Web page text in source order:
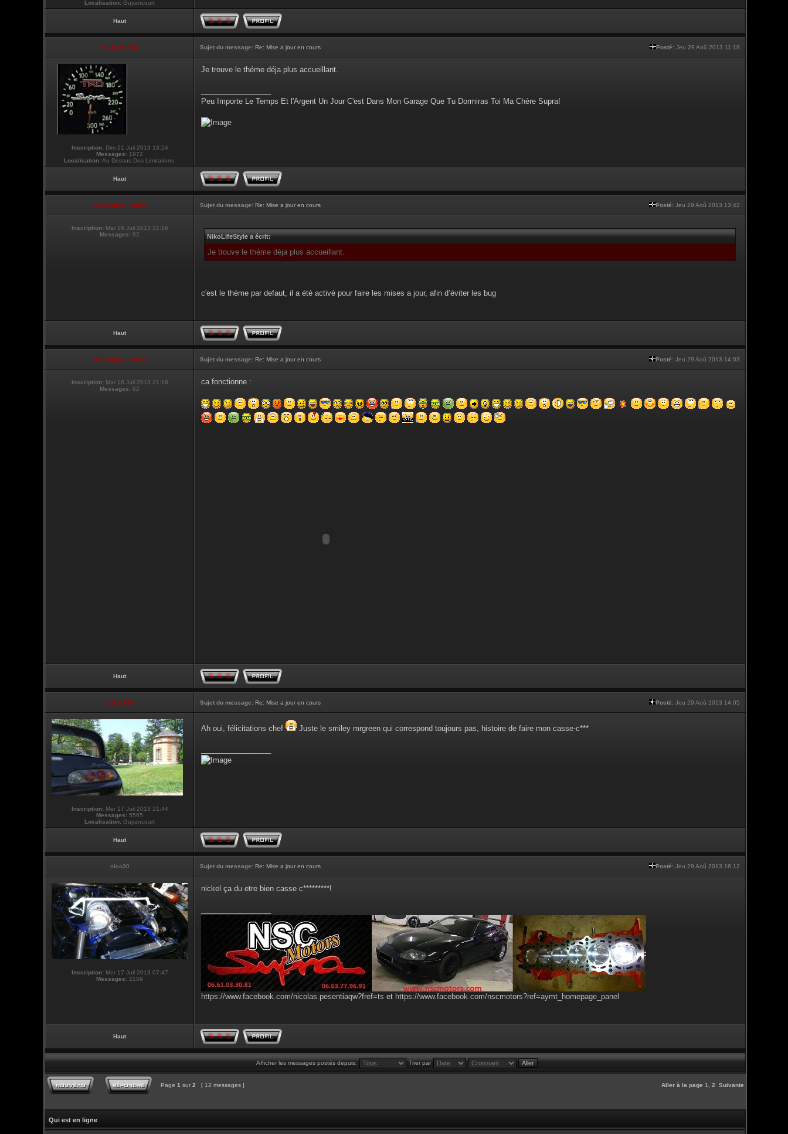
Localisation: Guyancourt
Haut
NikoLifeStyle Sujet du message: Re: Mise a jour en cours Posté: Jeu 29 Aoû 2013 11:18
Inscription:Dim 21 Juil 2013 13:24
Messages: 1972
Localisation:Au Dessus Des Limitations.
Je trouve le théme déja plus accueillant.
Peu Importe Le Temps Et l'Argent Un Jour C'est Dans Mon Garage Que Tu Dormiras Toi Ma Chère Supra!
Haut
Club Supra France Sujet du message: Re: Mise a jour en cours Posté: Jeu 29 Aoû 2013 13:42
Inscription: Mar 16 Juil 2013 21:16
Messages: 82 NikoLifeStyle a écrit:
Je trouve le théme déja plus accueillant.
c'est le thème par defaut, il a été activé pour faire les mises a jour, afin d’éviter les bug
Haut
Club Supra France Sujet du message: Re: Mise a jour en cours Posté: Jeu 29 Aoû 2013 14:03
Inscription: Mar 16 Juil 2013 21:16
Messages: 82
ca fonctionne :
Haut
vmax330 Sujet du message: Re: Mise a jour en cours Posté: Jeu 29 Aoû 2013 14:05
Inscription:Mer 17 Juil 2013 21:44
Messages: 5565
Localisation: Guyancourt
Ah oui, félicitations chef Juste le smiley mrgreen qui correspond toujours pas, histoire de faire mon casse-c***
Haut
nico30 Sujet du message: Re: Mise a jour en cours Posté: Jeu 29 Aoû 2013 16:12
Inscription:Mer 17 Juil 2013 07:47
Messages: 2159
nickel ça du etre bien casse c*********!
https://www.facebook.com/nicolas.pesentiaqw?fref=ts et https://www.facebook.com/nscmotors?ref=aymt_homepage_panel
Haut
Afficher les messages postés depuis: Trier par
Page 1 sur 2 [ 12 messages ] Aller à la page 1 2 Suivante
Qui est en ligne